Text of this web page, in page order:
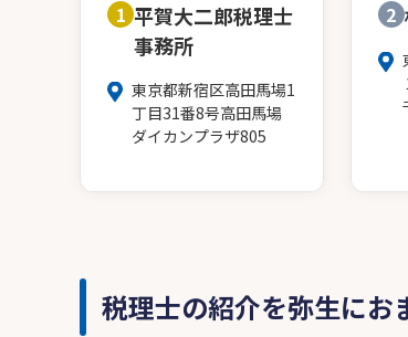
1 平賀大二郎税理士
事務所
東京都新宿区高田馬場1
丁目31番8号高田馬場
ダイカンプラザ805
2
税理士の紹介を弥生にお